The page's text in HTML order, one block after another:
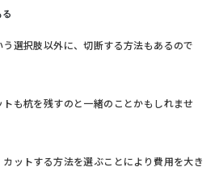
選択肢以外に、切断する方法もあるので
も杭を残すのと一緒のことかもしれませ
ットする方法を選ぶことにより費用を大き